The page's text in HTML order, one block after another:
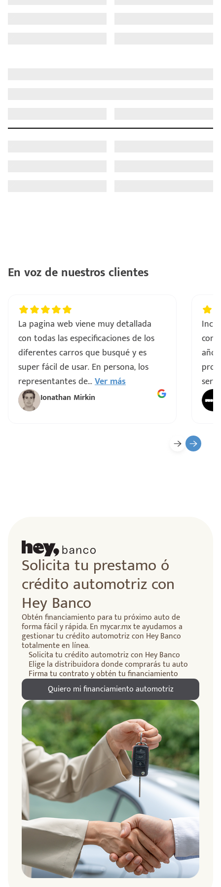
En voz de nuestros clientes
La pagina web viene muy detallada
con todas las especificaciones de los
diferentes carros que busqué y es
super fácil de usar. En persona, los
representantes de...Ver más
Ionathan Mirkin
Solicita tu prestamo ó
crédito automotriz con
Hey Banco
Obtén financiamiento para tu próximo auto de
forma fácil y rápida. En mycar.mx te ayudamos a
gestionar tu crédito automotriz con Hey Banco
totalmente en línea.
Solicita tu crédito automotriz con Hey Banco
Elige la distribuidora donde comprarás tu auto
Firma tu contrato y obtén tu financiamiento
Quiero mi financiamiento automotriz